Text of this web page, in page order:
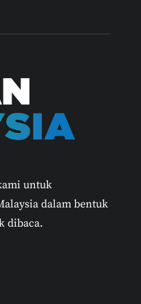
untuk
dalam bentuk
dibaca.